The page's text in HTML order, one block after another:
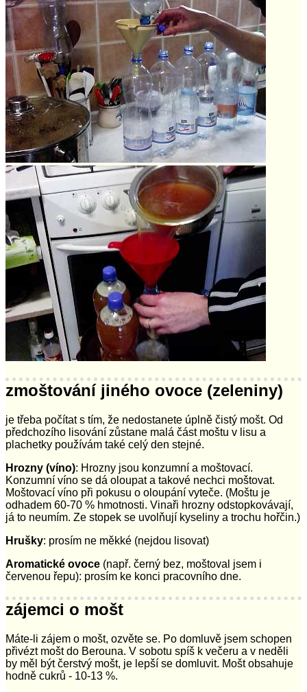
zmoštování jiného ovoce (zeleniny)
je třeba počítat s tím, že nedostanete úplně čistý mošt. Od
předchozího lisování zůstane malá část moštu v lisu a
plachetky používám také celý den stejné.
Hrozny (víno): Hrozny jsou konzumní a moštovací.
Konzumní víno se dá oloupat a takové nechci moštovat.
Moštovací víno při pokusu o oloupání vyteče. (Moštu je
odhadem 60-70 % hmotnosti. Vinaři hrozny odstopkovávají,
já to neumím. Ze stopek se uvolňují kyseliny a trochu hořčin.)
Hrušky: prosím ne měkké (nejdou lisovat)
Aromatické ovoce (např. černý bez, moštoval jsem i
červenou řepu): prosím ke konci pracovního dne.
zájemci o mošt
Máte-li zájem o mošt, ozvěte se. Po domluvě jsem schopen
přivézt mošt do Berouna. V sobotu spíš k večeru a v neděli
by měl být čerstvý mošt, je lepší se domluvit. Mošt obsahuje
hodně cukrů - 10-13 %.